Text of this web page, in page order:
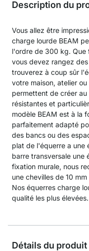
Description du
Vous allez être
charge lourde BEAM
l'ordre de 300 kg. Que
vous devez rangez
trouverez à coup sûr
votre maison, atelier
permettent de créer
résistantes et
modèle BEAM est à la
parfaitement adapté
des bancs ou des
plat de l'équerre a une
barre transversale une
fixation murale, nous
une chevilles de 10
Nos équerres charge
qualité les plus
Détails du produit